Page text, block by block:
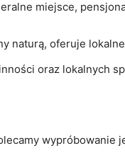
miejsce,
⁣naturą, oferuje⁢
oraz lokalnych
wypróbowanie